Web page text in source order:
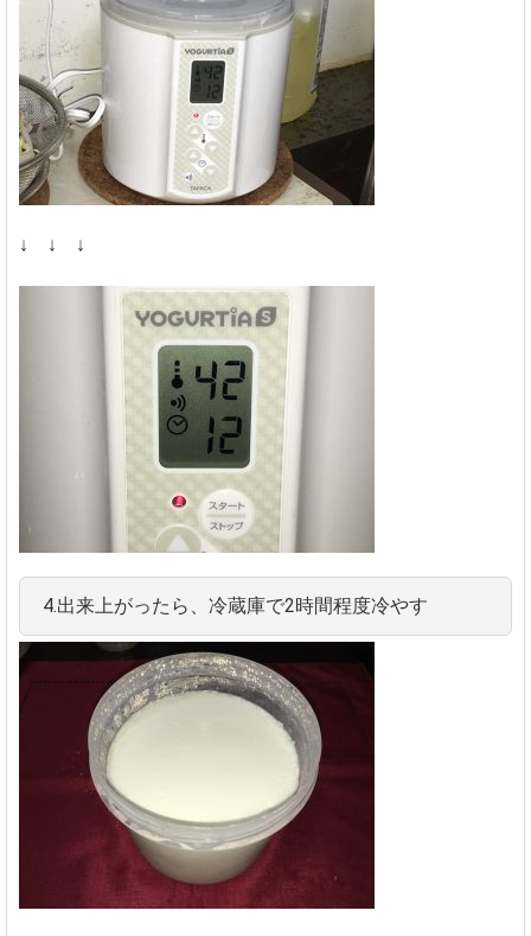
↓ ↓ ↓
4.出来上がったら、冷蔵庫で2時間程度冷やす